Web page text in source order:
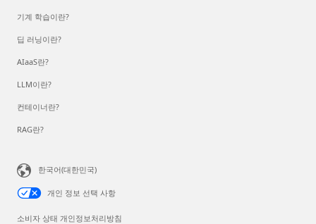
기계 학습이란?
딥 러닝이란?
AIaaS란?
LLM이란?
컨테이너란?
RAG란?
한국어(대한민국)
개인 정보 선택 사항
소비자 상태 개인정보처리방침